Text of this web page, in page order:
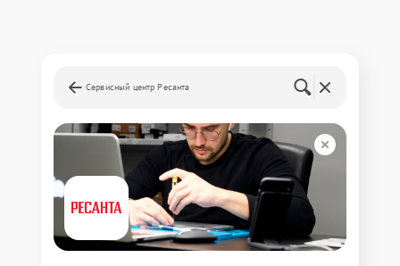
Сервисный центр Ресанта